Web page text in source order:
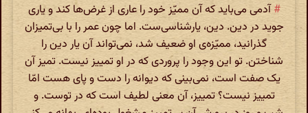
#آدمی می‌باید که آن ممیّز خود را عاری از غرض‌ها کند و یاری
جوید در دین. دین، یارشناسی‌ست. اما چون عمر را با بی‌تمیزان
گذرانید، ممیّزه‌ی او ضعیف شد، نمی‌تواند آن یار دین را
شناختن. تو این وجود را پروردی که در او تمییز نیست. تمیز آن
یک صفت است، نمی‌بینی که دیوانه را دست و پای هست امّا
تمییز نیست؟ تمییز، آن معنی لطیف است که در توست. و